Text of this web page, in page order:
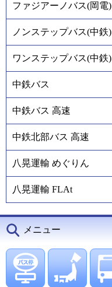
ファジアーノバス(岡電)
ノンステップバス(中鉄)
ワンステップバス(中鉄)
中鉄バス
中鉄バス 高速
中鉄北部バス 高速
八晃運輸 めぐりん
八晃運輸 FLAt
メニュー